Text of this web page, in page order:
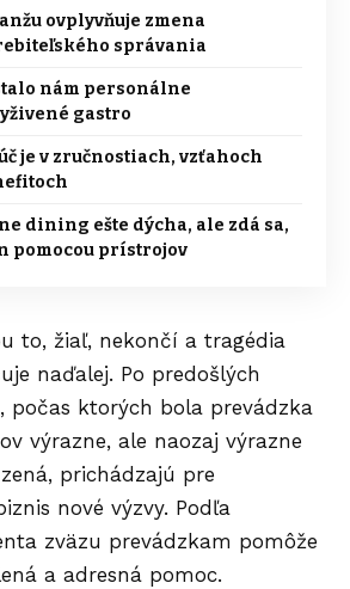
ovplyvňuje zmena
správania
nám personálne
gastro
je v zručnostiach, vzťahoch
dining ešte dýcha, ale zdá sa,
pomocou prístrojov
to, žiaľ, nekončí a tragédia
naďalej. Po predošlých
počas ktorých bola prevádzka
výrazne, ale naozaj výrazne
prichádzajú pre
nové výzvy. Podľa
zväzu prevádzkam pomôže
a adresná pomoc.